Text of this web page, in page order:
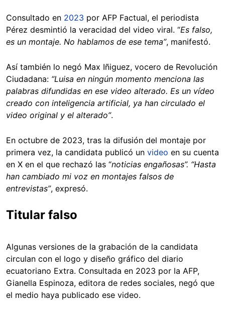
Consultado en 2023 por AFP Factual, el periodista
Pérez desmintió la veracidad del video viral. “Es falso,
es un montaje. No hablamos de ese tema”, manifestó.
Así también lo negó Max Iñiguez, vocero de Revolución
Ciudadana: “Luisa en ningún momento menciona las
palabras difundidas en ese video alterado. Es un vídeo
creado con inteligencia artificial, ya han circulado el
video original y el alterado”.
En octubre de 2023, tras la difusión del montaje por
primera vez, la candidata publicó un video en su cuenta
en X en el que rechazó las “noticias engañosas”. “Hasta
han cambiado mi voz en montajes falsos de
entrevistas”, expresó.
Titular falso
Algunas versiones de la grabación de la candidata
circulan con el logo y diseño gráfico del diario
ecuatoriano Extra. Consultada en 2023 por la AFP,
Gianella Espinoza, editora de redes sociales, negó que
el medio haya publicado ese video.